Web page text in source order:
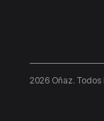
2026 Oñaz.